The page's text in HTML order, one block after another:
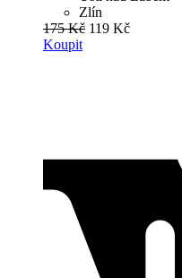
Zlín
175 Kč 119 Kč
Koupit